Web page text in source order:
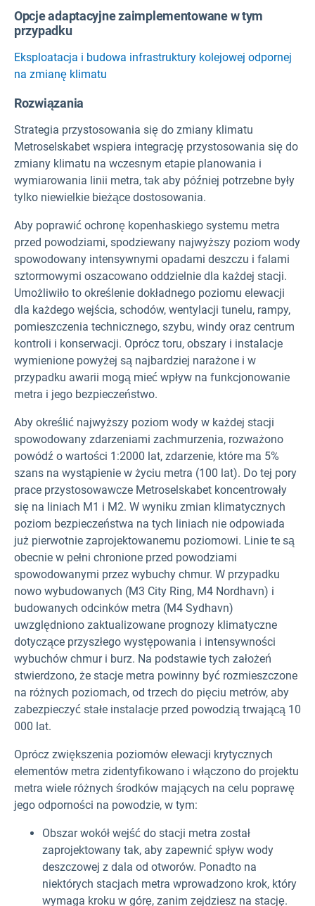
Opcje adaptacyjne zaimplementowane w tym
przypadku
Eksploatacja i budowa infrastruktury kolejowej odpornej
na zmianę klimatu
Rozwiązania
Strategia przystosowania się do zmiany klimatu
Metroselskabet wspiera integrację przystosowania się do
zmiany klimatu na wczesnym etapie planowania i
wymiarowania linii metra, tak aby później potrzebne były
tylko niewielkie bieżące dostosowania.
Aby poprawić ochronę kopenhaskiego systemu metra
przed powodziami, spodziewany najwyższy poziom wody
spowodowany intensywnymi opadami deszczu i falami
sztormowymi oszacowano oddzielnie dla każdej stacji.
Umożliwiło to określenie dokładnego poziomu elewacji
dla każdego wejścia, schodów, wentylacji tunelu, rampy,
pomieszczenia technicznego, szybu, windy oraz centrum
kontroli i konserwacji. Oprócz toru, obszary i instalacje
wymienione powyżej są najbardziej narażone i w
przypadku awarii mogą mieć wpływ na funkcjonowanie
metra i jego bezpieczeństwo.
Aby określić najwyższy poziom wody w każdej stacji
spowodowany zdarzeniami zachmurzenia, rozważono
powódź o wartości 1:2000 lat, zdarzenie, które ma 5%
szans na wystąpienie w życiu metra (100 lat). Do tej pory
prace przystosowawcze Metroselskabet koncentrowały
się na liniach M1 i M2. W wyniku zmian klimatycznych
poziom bezpieczeństwa na tych liniach nie odpowiada
już pierwotnie zaprojektowanemu poziomowi. Linie te są
obecnie w pełni chronione przed powodziami
spowodowanymi przez wybuchy chmur. W przypadku
nowo wybudowanych (M3 City Ring, M4 Nordhavn) i
budowanych odcinków metra (M4 Sydhavn)
uwzględniono zaktualizowane prognozy klimatyczne
dotyczące przyszłego występowania i intensywności
wybuchów chmur i burz. Na podstawie tych założeń
stwierdzono, że stacje metra powinny być rozmieszczone
na różnych poziomach, od trzech do pięciu metrów, aby
zabezpieczyć stałe instalacje przed powodzią trwającą 10
000 lat.
Oprócz zwiększenia poziomów elewacji krytycznych
elementów metra zidentyfikowano i włączono do projektu
metra wiele różnych środków mających na celu poprawę
jego odporności na powodzie, w tym:
Obszar wokół wejść do stacji metra został
zaprojektowany tak, aby zapewnić spływ wody
deszczowej z dala od otworów. Ponadto na
niektórych stacjach metra wprowadzono krok, który
wymaga kroku w górę, zanim zejdziesz na stację.